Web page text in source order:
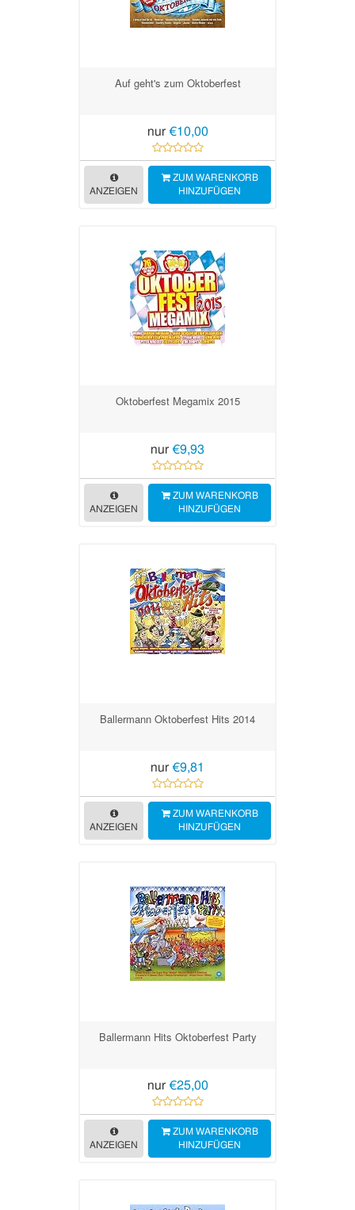
Auf geht's zum Oktoberfest
nur €10,00
ANZEIGEN
ZUM WARENKORB
HINZUFÜGEN
Oktoberfest Megamix 2015
nur €9,93
ANZEIGEN
ZUM WARENKORB
HINZUFÜGEN
Ballermann Oktoberfest Hits 2014
nur €9,81
ANZEIGEN
ZUM WARENKORB
HINZUFÜGEN
Ballermann Hits Oktoberfest Party
nur €25,00
ANZEIGEN
ZUM WARENKORB
HINZUFÜGEN